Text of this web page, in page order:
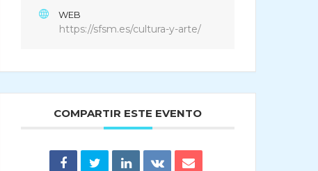
WEB
https://sfsm.es/cultura-y-arte/
COMPARTIR ESTE EVENTO